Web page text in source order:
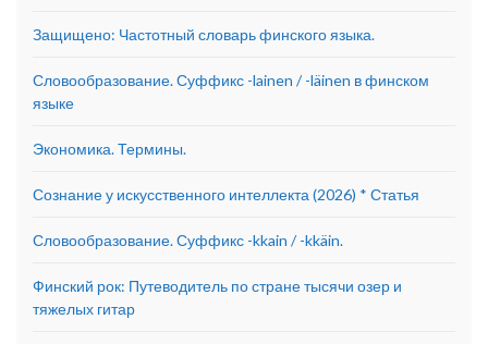
Защищено: Частотный словарь финского языка.
Словообразование. Суффикс -lainen / -läinen в финском
языке
Экономика. Термины.
Сознание у искусственного интеллекта (2026) * Статья
Словообразование. Суффикс -kkain / -kkäin.
Финский рок: Путеводитель по стране тысячи озер и
тяжелых гитар